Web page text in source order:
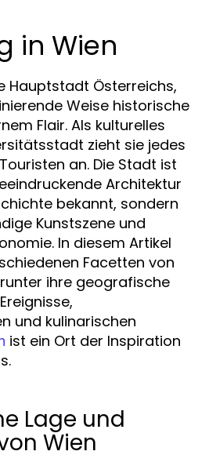
in Wien
Hauptstadt Österreichs,
Weise historische
Flair. Als kulturelles
zieht sie jedes
an. Die Stadt ist
Architektur
bekannt, sondern
Kunstszene und
In diesem Artikel
Facetten von
ihre geografische
und kulinarischen
ist ein Ort der Inspiration
Lage und
Wien